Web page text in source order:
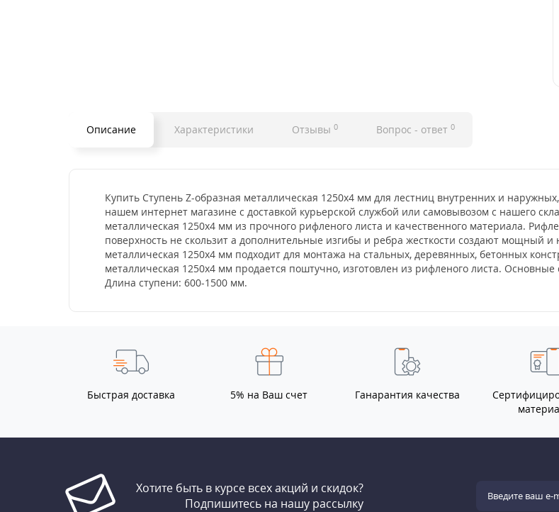
Описание Характеристики Отзывы 0 Вопрос - ответ 0
Купить Ступень Z-образная металлическая 1250x4 мм для лестниц внутренних и
нашем интернет магазине с доставкой курьерской службой или самовывозом с нашего
металлическая 1250x4 мм из прочного рифленого листа и качественного материала.
поверхность не скользит а дополнительные изгибы и ребра жесткости создают мощный
металлическая 1250x4 мм подходит для монтажа на стальных, деревянных, бетонных
металлическая 1250x4 мм продается поштучно, изготовлен из рифленого листа.
Длина ступени: 600-1500 мм.
Быстрая доставка 5% на Ваш счет Ганарантия качества
Хотите быть в курсе всех акций и скидок?
Подпишитесь на нашу рассылку